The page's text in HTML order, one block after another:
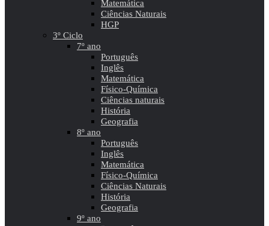
Matemática
Ciências Naturais
HGP
3º Ciclo
7º ano
Português
Inglês
Matemática
Físico-Química
Ciências naturais
História
Geografia
8º ano
Português
Inglês
Matemática
Físico-Química
Ciências Naturais
História
Geografia
9º ano